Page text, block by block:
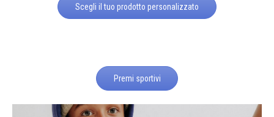
Scegli il tuo prodotto personalizzato
Premi sportivi